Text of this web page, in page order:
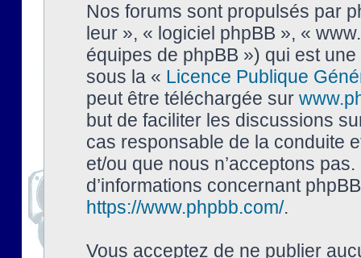
Nos forums sont propulsés par
leur », « logiciel phpBB », «
équipes de phpBB ») qui est
sous la « Licence Publique
peut être téléchargée sur
but de faciliter les discussions
cas responsable de la conduite
et/ou que nous n’acceptons
d’informations concernant
https://www.phpbb.com/.
Vous acceptez de ne publier